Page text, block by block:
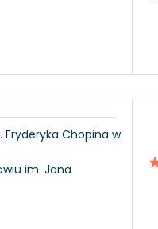
Fryderyka Chopina w
im. Jana